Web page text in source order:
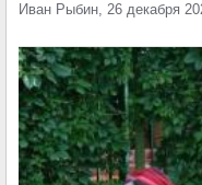
Иван Рыбин, 26 декабря